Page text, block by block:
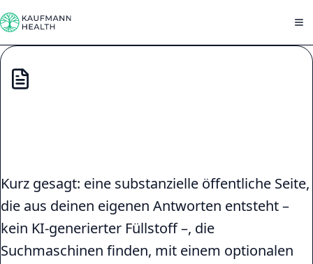
Kurz gesagt: eine substanzielle öffentliche Seite,
die aus deinen eigenen Antworten entsteht –
kein KI-generierter Füllstoff –, die
Suchmaschinen finden, mit einem optionalen